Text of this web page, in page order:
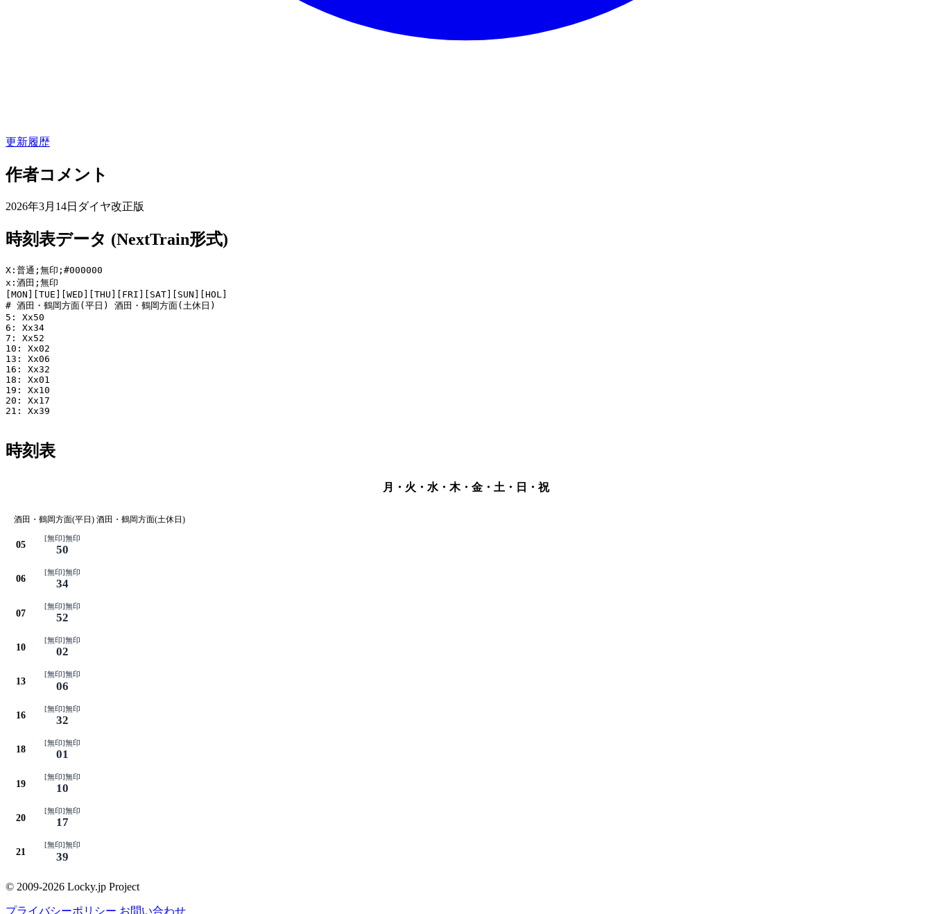
更新履歴
作者コメント
2026年3月14日ダイヤ改正版
時刻表データ (NextTrain形式)
X:普通;無印;#000000
x:酒田;無印
[MON][TUE][WED][THU][FRI][SAT][SUN][HOL]
# 酒田・鶴岡方面(平日) 酒田・鶴岡方面(土休日)
5: Xx50
6: Xx34
7: Xx52
10: Xx02
13: Xx06
16: Xx32
18: Xx01
19: Xx10
20: Xx17
21: Xx39
時刻表
月・火・水・木・金・土・日・祝
酒田・鶴岡方面(平日) 酒田・鶴岡方面(土休日)
05
[無印]無印
50
06
[無印]無印
34
07
[無印]無印
52
10
[無印]無印
02
13
[無印]無印
06
16
[無印]無印
32
18
[無印]無印
01
19
[無印]無印
10
20
[無印]無印
17
21
[無印]無印
39
© 2009-2026 Locky.jp Project
プライバシーポリシー お問い合わせ